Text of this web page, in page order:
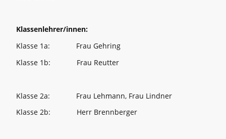
Klassenlehrer/innen:
Klasse 1a: Frau Gehring
Klasse 1b: Frau Reutter
Klasse 2a: Frau Lehmann, Frau Lindner
Klasse 2b: Herr Brennberger